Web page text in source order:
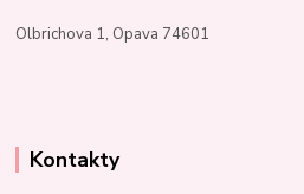
Olbrichova 1, Opava 74601
Kontakty